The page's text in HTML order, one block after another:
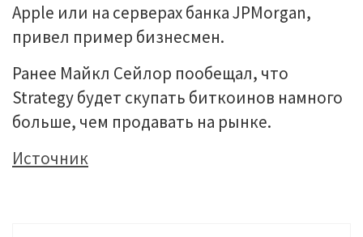
Apple или на серверах банка JPMorgan,
привел пример бизнесмен.
Ранее Майкл Сейлор пообещал, что
Strategy будет скупать биткоинов намного
больше, чем продавать на рынке.
Источник